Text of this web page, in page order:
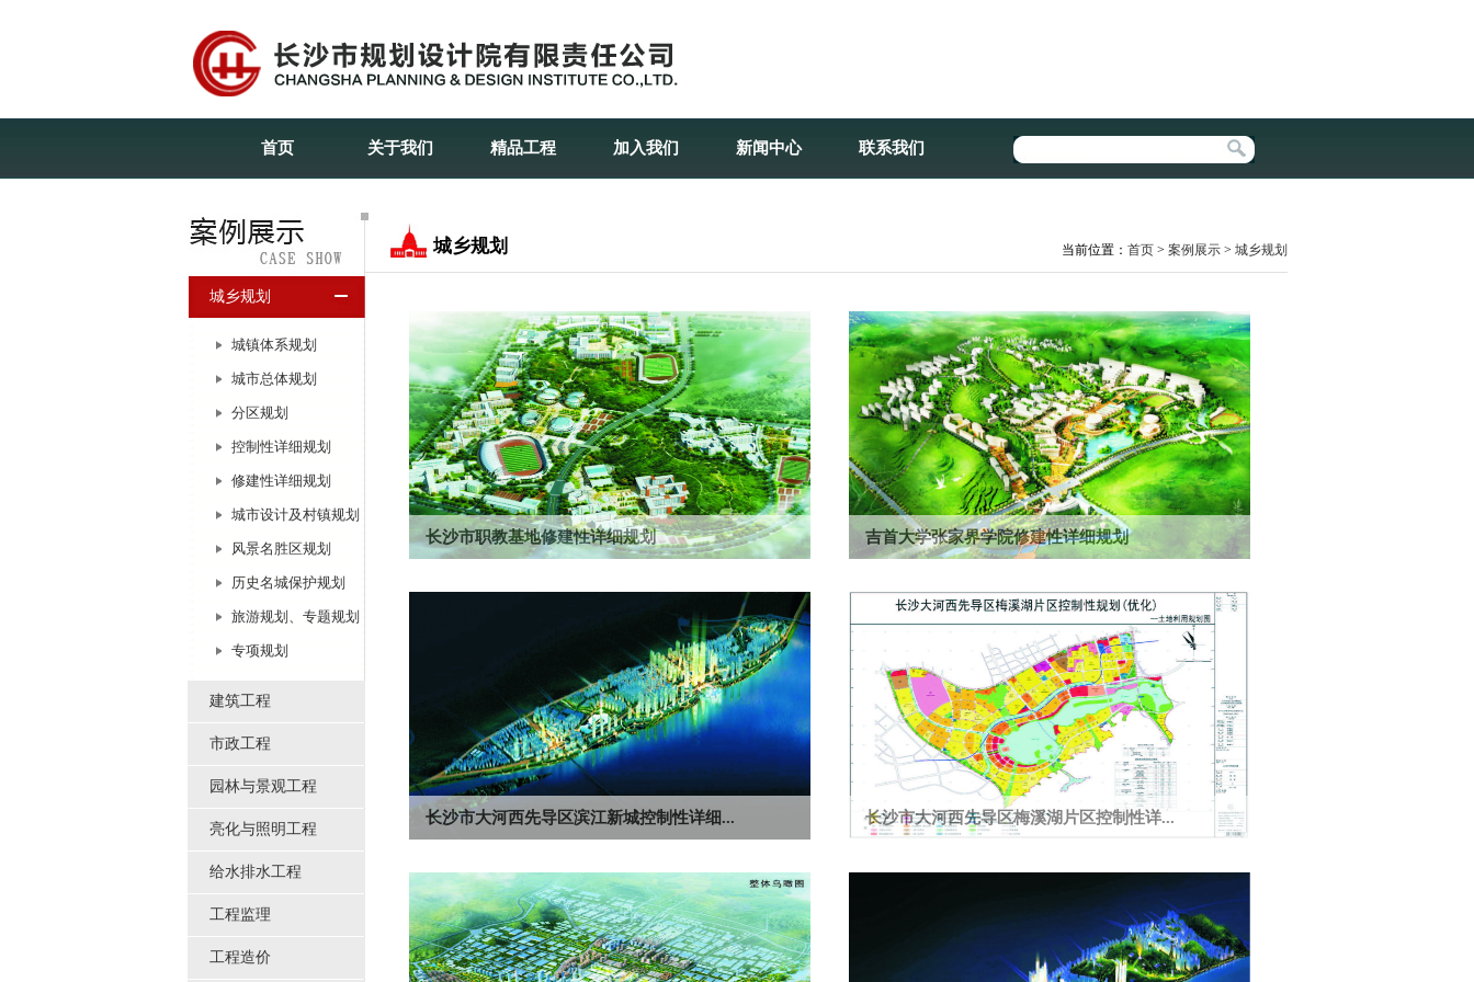
首页 关于我们 精品工程 加入我们 新闻中心 联系我们
城乡规划
城镇体系规划
城市总体规划
分区规划
控制性详细规划
修建性详细规划
城市设计及村镇规划
风景名胜区规划
历史名城保护规划
旅游规划、专题规划
专项规划
建筑工程
市政工程
园林与景观工程
亮化与照明工程
给水排水工程
工程监理
工程造价
当前位置： 首页> 案例展示> 城乡规划
城乡规划
长沙市职教基地修建性详细规划
划设计二等奖。
吉首大学张家界学院修建性详细规划
划设计二等奖。
长沙市大河西先导区滨江新城控制性详细...
复合型新都会中心。获长沙市优秀...
长沙市大河西先导区梅溪湖片区控制性详...
际服务功能区。